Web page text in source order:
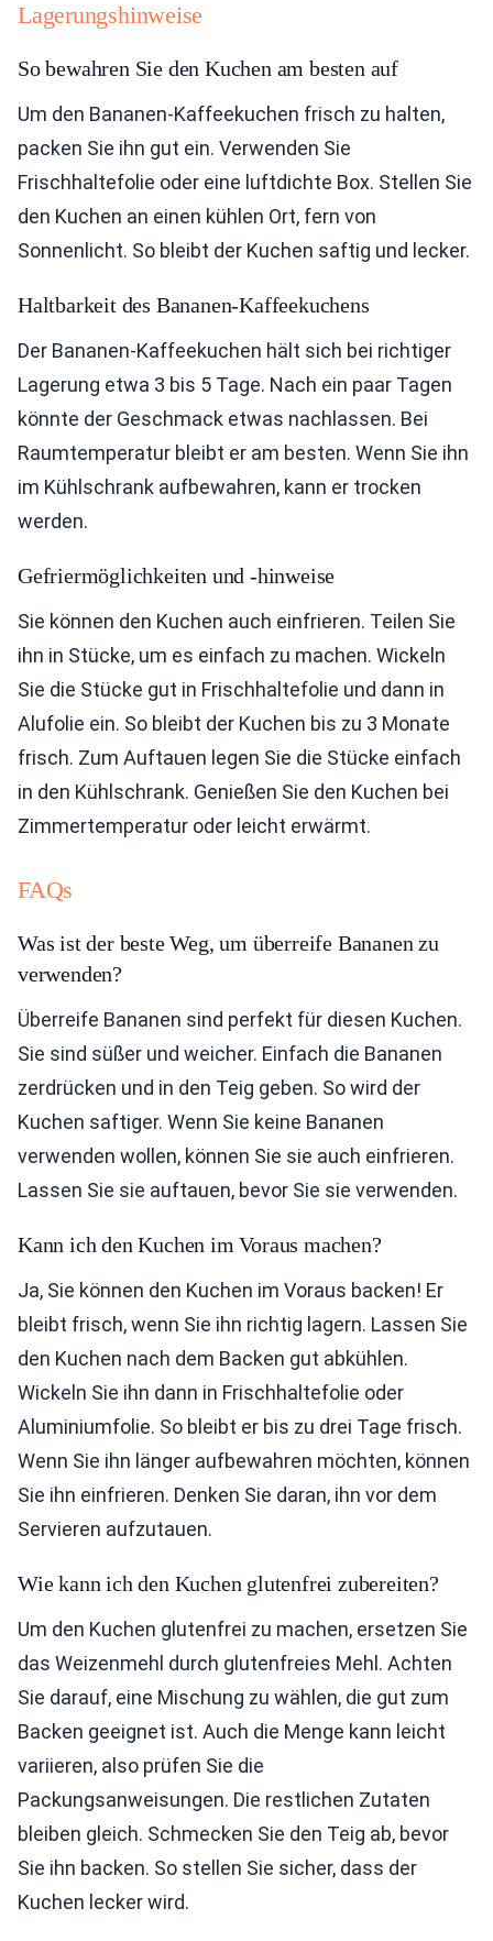
Lagerungshinweise
So bewahren Sie den Kuchen am besten auf
Um den Bananen-Kaffeekuchen frisch zu halten,
packen Sie ihn gut ein. Verwenden Sie
Frischhaltefolie oder eine luftdichte Box. Stellen Sie
den Kuchen an einen kühlen Ort, fern von
Sonnenlicht. So bleibt der Kuchen saftig und lecker.
Haltbarkeit des Bananen-Kaffeekuchens
Der Bananen-Kaffeekuchen hält sich bei richtiger
Lagerung etwa 3 bis 5 Tage. Nach ein paar Tagen
könnte der Geschmack etwas nachlassen. Bei
Raumtemperatur bleibt er am besten. Wenn Sie ihn
im Kühlschrank aufbewahren, kann er trocken
werden.
Gefriermöglichkeiten und -hinweise
Sie können den Kuchen auch einfrieren. Teilen Sie
ihn in Stücke, um es einfach zu machen. Wickeln
Sie die Stücke gut in Frischhaltefolie und dann in
Alufolie ein. So bleibt der Kuchen bis zu 3 Monate
frisch. Zum Auftauen legen Sie die Stücke einfach
in den Kühlschrank. Genießen Sie den Kuchen bei
Zimmertemperatur oder leicht erwärmt.
FAQs
Was ist der beste Weg, um überreife Bananen zu
verwenden?
Überreife Bananen sind perfekt für diesen Kuchen.
Sie sind süßer und weicher. Einfach die Bananen
zerdrücken und in den Teig geben. So wird der
Kuchen saftiger. Wenn Sie keine Bananen
verwenden wollen, können Sie sie auch einfrieren.
Lassen Sie sie auftauen, bevor Sie sie verwenden.
Kann ich den Kuchen im Voraus machen?
Ja, Sie können den Kuchen im Voraus backen! Er
bleibt frisch, wenn Sie ihn richtig lagern. Lassen Sie
den Kuchen nach dem Backen gut abkühlen.
Wickeln Sie ihn dann in Frischhaltefolie oder
Aluminiumfolie. So bleibt er bis zu drei Tage frisch.
Wenn Sie ihn länger aufbewahren möchten, können
Sie ihn einfrieren. Denken Sie daran, ihn vor dem
Servieren aufzutauen.
Wie kann ich den Kuchen glutenfrei zubereiten?
Um den Kuchen glutenfrei zu machen, ersetzen Sie
das Weizenmehl durch glutenfreies Mehl. Achten
Sie darauf, eine Mischung zu wählen, die gut zum
Backen geeignet ist. Auch die Menge kann leicht
variieren, also prüfen Sie die
Packungsanweisungen. Die restlichen Zutaten
bleiben gleich. Schmecken Sie den Teig ab, bevor
Sie ihn backen. So stellen Sie sicher, dass der
Kuchen lecker wird.